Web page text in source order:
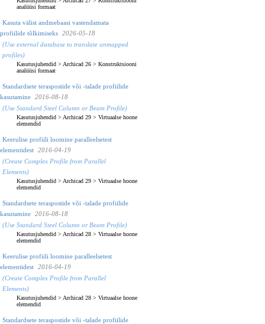
analüüsi formaat
Kasuta välist andmebaasi vastendamata
profiilide tõlkimiseks
2026-05-18
(Use external database to translate unmapped
profiles)
Kasutusjuhendid > Archicad 26 > Konstruktsiooni
analüüsi formaat
Standardsete teraspostide või -talade profiilide
kasutamine
2016-08-18
(Use Standard Steel Column or Beam Profile)
Kasutusjuhendid > Archicad 29 > Virtuaalse hoone
elemendid
Keerulise profiili loomine paralleelsetest
elementidest
2016-04-19
(Create Complex Profile from Parallel
Elements)
Kasutusjuhendid > Archicad 29 > Virtuaalse hoone
elemendid
Standardsete teraspostide või -talade profiilide
kasutamine
2016-08-18
(Use Standard Steel Column or Beam Profile)
Kasutusjuhendid > Archicad 28 > Virtuaalse hoone
elemendid
Keerulise profiili loomine paralleelsetest
elementidest
2016-04-19
(Create Complex Profile from Parallel
Elements)
Kasutusjuhendid > Archicad 28 > Virtuaalse hoone
elemendid
Standardsete teraspostide või -talade profiilide